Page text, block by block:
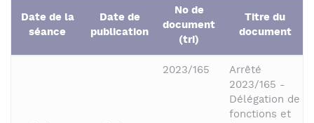
Date de la
séance
Date de
publication
No de
document
(tri)
Titre du
document
2023/165
Arrêté
2023/165 -
Délégation de
fonctions et